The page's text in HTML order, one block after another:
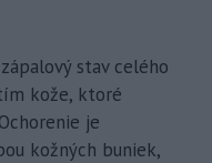
stav celého
kože, ktoré
je
kožných buniek,